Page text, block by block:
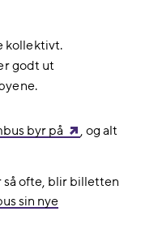
kollektivt.
godt ut
byr på
, og alt
så ofte, blir billetten
sin nye